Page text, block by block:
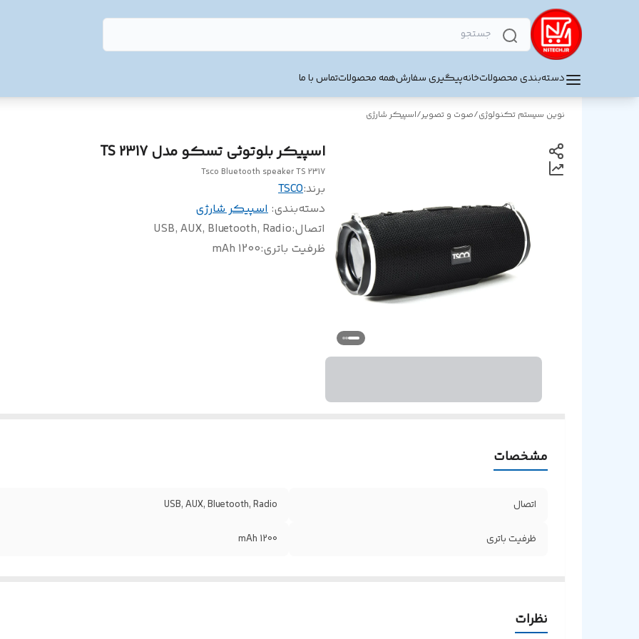
دسته‌بندی محصولاتخانهپیگیری سفارشهمه محصولاتتماس با ما
نوین سیستم تکنولوژی/صوت و تصویر/اسپیکر شارژی
اسپیکر بلوتوثی تسکو مدل TS 2317
Tsco Bluetooth speaker TS 2317
برند:TSCO
دسته‌بندی: اسپیکر شارژی
اتصال:
USB, AUX, Bluetooth, Radio
ظرفیت باتری:
1200 mAh
مشخصات
اتصال USB, AUX, Bluetooth, Radio
ظرفیت باتری 1200 mAh
نظرات